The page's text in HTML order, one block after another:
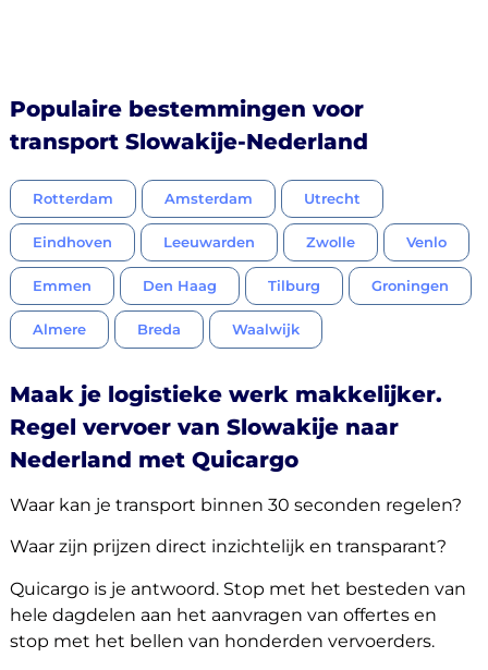
Populaire bestemmingen voor
transport Slowakije-Nederland
Rotterdam Amsterdam Utrecht
Eindhoven Leeuwarden Zwolle Venlo
Emmen Den Haag Tilburg Groningen
Almere Breda Waalwijk
Maak je logistieke werk makkelijker.
Regel vervoer van Slowakije naar
Nederland met Quicargo
Waar kan je transport binnen 30 seconden regelen?
Waar zijn prijzen direct inzichtelijk en transparant?
Quicargo is je antwoord. Stop met het besteden van
hele dagdelen aan het aanvragen van offertes en
stop met het bellen van honderden vervoerders.